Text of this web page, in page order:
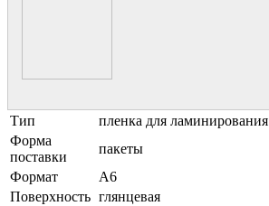
Тип
пленка для ламинирования
Форма
поставки
пакеты
Формат
A6
Поверхность глянцевая